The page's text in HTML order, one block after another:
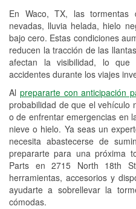
En Waco, TX, las
nevadas, lluvia helada, hielo
bajo cero. Estas condiciones
reducen la tracción de las
afectan la visibilidad, lo
accidentes durante los viajes
Al prepararte con anticipación
probabilidad de que el vehículo
o de enfrentar emergencias en
nieve o hielo. Ya seas un
necesita abastecerse de
prepararte para una próxima
Parts en 2715 North 18th
herramientas, accesorios y
ayudarte a sobrellevar la
cómodas.
Programa de
Herramientas
Rectificación
freno
Snowstorm
Tornado
Conoce más